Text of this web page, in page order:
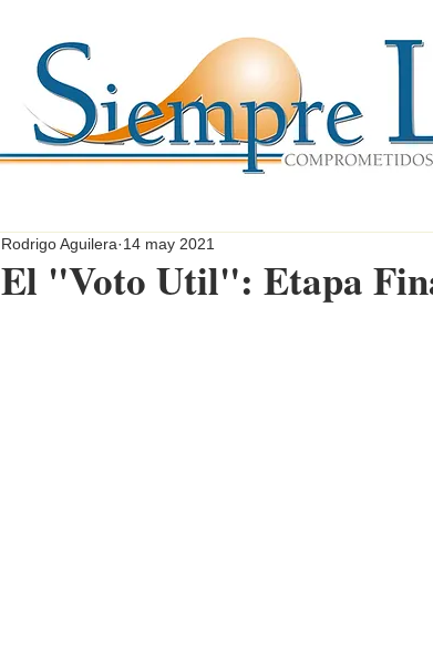
El "Voto Util": Etapa
Rodrigo Aguilera 14 may 2021